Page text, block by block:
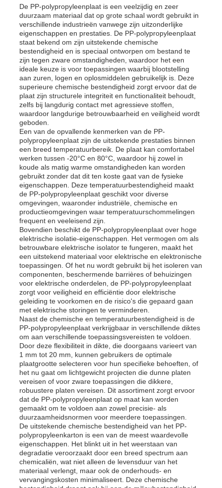
Thuis
Producten
Over ons
Fabrieksreis
Kwaliteitscontrole
Contacteer ons
nieuws
De PP-polypropyleenplaat is een veelzijdig en zeer
duurzaam materiaal dat op grote schaal wordt gebruikt in
verschillende industrieën vanwege zijn uitzonderlijke
eigenschappen en prestaties. De PP-polypropyleenplaat
staat bekend om zijn uitstekende chemische
bestendigheid en is speciaal ontworpen om bestand te
zijn tegen zware omstandigheden, waardoor het een
ideale keuze is voor toepassingen waarbij blootstelling
aan zuren, logen en oplosmiddelen gebruikelijk is. Deze
superieure chemische bestendigheid zorgt ervoor dat de
plaat zijn structurele integriteit en functionaliteit behoudt,
zelfs bij langdurig contact met agressieve stoffen,
waardoor langdurige betrouwbaarheid en veiligheid wordt
geboden.
Een van de opvallende kenmerken van de PP-
polypropyleenplaat zijn de uitstekende prestaties binnen
een breed temperatuurbereik. De plaat kan comfortabel
werken tussen -20°C en 80°C, waardoor hij zowel in
koude als matig warme omstandigheden kan worden
gebruikt zonder dat dit ten koste gaat van de fysieke
eigenschappen. Deze temperatuurbestendigheid maakt
de PP-polypropyleenplaat geschikt voor diverse
omgevingen, waaronder industriële, chemische en
productieomgevingen waar temperatuurschommelingen
frequent en veeleisend zijn.
Bovendien beschikt de PP-polypropyleenplaat over hoge
elektrische isolatie-eigenschappen. Het vermogen om als
betrouwbare elektrische isolator te fungeren, maakt het
een uitstekend materiaal voor elektrische en elektronische
toepassingen. Of het nu wordt gebruikt bij het isoleren van
componenten, beschermende barrières of behuizingen
voor elektrische onderdelen, de PP-polypropyleenplaat
zorgt voor veiligheid en efficiëntie door elektrische
geleiding te voorkomen en de risico's die gepaard gaan
met elektrische storingen te verminderen.
Naast de chemische en temperatuurbestendigheid is de
PP-polypropyleenplaat verkrijgbaar in verschillende diktes
om aan verschillende toepassingsvereisten te voldoen.
Door deze flexibiliteit in dikte, die doorgaans varieert van
1 mm tot 20 mm, kunnen gebruikers de optimale
plaatgrootte selecteren voor hun specifieke behoeften, of
het nu gaat om lichtgewicht projecten die dunne platen
vereisen of voor zware toepassingen die dikkere,
robuustere platen vereisen. Dit assortiment zorgt ervoor
dat de PP-polypropyleenplaat op maat kan worden
gemaakt om te voldoen aan zowel precisie- als
duurzaamheidsnormen voor meerdere toepassingen.
De uitstekende chemische bestendigheid van het PP-
polypropyleenkarton is een van de meest waardevolle
eigenschappen. Het blinkt uit in het weerstaan ​​van
degradatie veroorzaakt door een breed spectrum aan
chemicaliën, wat niet alleen de levensduur van het
materiaal verlengt, maar ook de onderhouds- en
vervangingskosten minimaliseert. Deze chemische